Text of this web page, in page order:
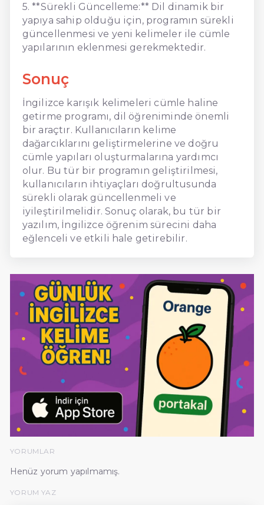
5. **Sürekli Güncelleme:** Dil dinamik bir
yapıya sahip olduğu için, programın sürekli
güncellenmesi ve yeni kelimeler ile cümle
yapılarının eklenmesi gerekmektedir.
Sonuç
İngilizce karışık kelimeleri cümle haline
getirme programı, dil öğreniminde önemli
bir araçtır. Kullanıcıların kelime
dağarcıklarını geliştirmelerine ve doğru
cümle yapıları oluşturmalarına yardımcı
olur. Bu tür bir programın geliştirilmesi,
kullanıcıların ihtiyaçları doğrultusunda
sürekli olarak güncellenmeli ve
iyileştirilmelidir. Sonuç olarak, bu tür bir
yazılım, İngilizce öğrenim sürecini daha
eğlenceli ve etkili hale getirebilir.
YORUMLAR
Henüz yorum yapılmamış.
YORUM YAZ